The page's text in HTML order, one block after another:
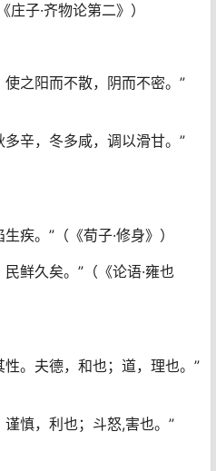
子·齐物论第二》）
之阳而不散，阴而不密。”
辛，冬多咸，调以滑甘。”
疾。”（《荀子·修身》）
鲜久矣。”（《论语·雍也
。夫德，和也；道，理也。”
慎，利也；斗怒,害也。”